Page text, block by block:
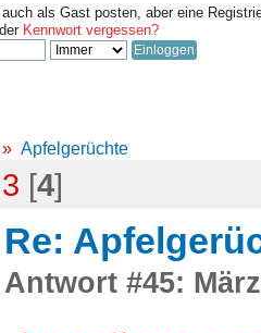
als Gast posten, aber eine
Kennwort vergessen?
» Apfelgerüchte
3 [4]
Re:
Antwort #45: